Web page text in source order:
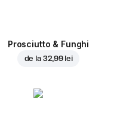
Prosciutto & Funghi
de la 32,99 lei